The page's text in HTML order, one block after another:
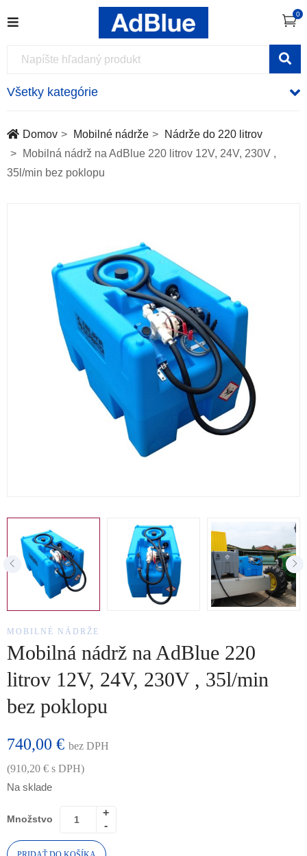
0
Všetky kategórie
Domov Mobilné nádrže
Nádrže do 220 litrov
Mobilná nádrž na AdBlue 220 litrov 12V, 24V, 230V ,
35l/min bez poklopu
MOBILNÉ NÁDRŽE
Mobilná nádrž na AdBlue 220
litrov 12V, 24V, 230V , 35l/min
bez poklopu
740,00 € bez DPH
(910,20 € s DPH)
Na sklade
Množstvo